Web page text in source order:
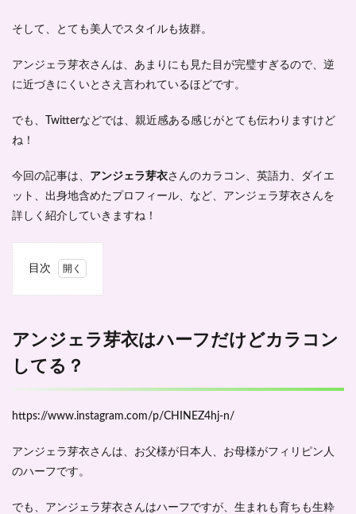
そして、とても美人でスタイルも抜群。
アンジェラ芽衣さんは、 あまりにも見た目が完璧すぎるので、逆
に近づきにくいとさえ言われているほどです。
でも、Twitterなどでは、親近感ある感じがとても伝わりますけど
ね！
今回の記事は、 アンジェラ芽衣さんのカラコン、英語力、ダイエ
ット、出身地含めたプロフィール、など、アンジェラ芽衣さんを
詳しく紹介していきますね！
目次
ラ芽
衣は
ハー
フだ
コン
る？
2
ジェ
アンジェラ芽衣はハーフだけどカラコン
してる？
https://www.instagram.com/p/CHINEZ4hj-n/
アンジェラ芽衣さんは、 お父様が日本人 、 お母様がフィリピン人
のハーフです。
でも、アンジェラ芽衣さんはハーフですが、 生まれも育ちも生粋